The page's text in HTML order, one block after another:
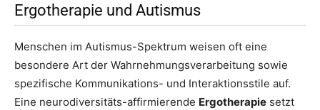
Ergotherapie und Autismus
Menschen im Autismus-Spektrum weisen oft eine
besondere Art der Wahrnehmungsverarbeitung sowie
spezifische Kommunikations- und Interaktionsstile auf.
Eine neurodiversitäts-affirmierende Ergotherapie setzt